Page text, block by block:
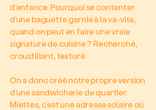
d’enfance. Pourquoi se contenter
d’une baguette garnie à la va-vite,
quand on peut en faire une vraie
signature de cuisine ? Recherché,
croustillant, texturé.
On a donc créé notre propre version
d’une sandwicherie de quartier.
Miettes, c’est une adresse solaire où